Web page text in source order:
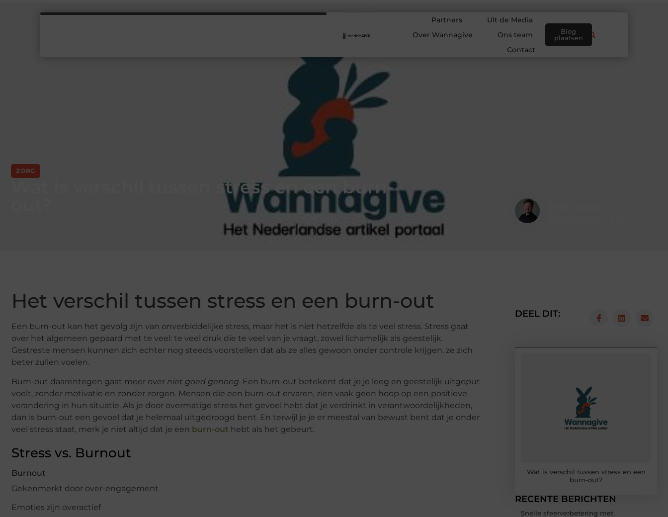
Partners
Uit de Media
Over Wannagive
Ons team
Contact
Blog
plaatsen
ZORG
Wat is verschil tussen stress en een burn-
Het verschil tussen stress en een burn-out
Een burn-out kan het gevolg zijn van onverbiddelijke stress, maar het is niet hetzelfde als te veel stress. Stress gaat
over het algemeen gepaard met te veel: te veel druk die te veel van je vraagt, zowel lichamelijk als geestelijk.
Gestreste mensen kunnen zich echter nog steeds voorstellen dat als ze alles gewoon onder controle krijgen, ze zich
beter zullen voelen.
Burn-out daarentegen gaat meer over niet goed genoeg. Een burn-out betekent dat je je leeg en geestelijk uitgeput
voelt, zonder motivatie en zonder zorgen. Mensen die een burn-out ervaren, zien vaak geen hoop op een positieve
verandering in hun situatie. Als je door overmatige stress het gevoel hebt dat je verdrinkt in verantwoordelijkheden,
dan is burn-out een gevoel dat je helemaal uitgedroogd bent. En terwijl je je er meestal van bewust bent dat je onder
veel stress staat, merk je niet altijd dat je een burn-out hebt als het gebeurt.
Stress vs. Burnout
Burnout
Gekenmerkt door over-engagement
Emoties zijn overactief
DEEL DIT:
Wat is verschil tussen stress en een
burn-out?
RECENTE BERICHTEN
Snelle sfeerverbetering met